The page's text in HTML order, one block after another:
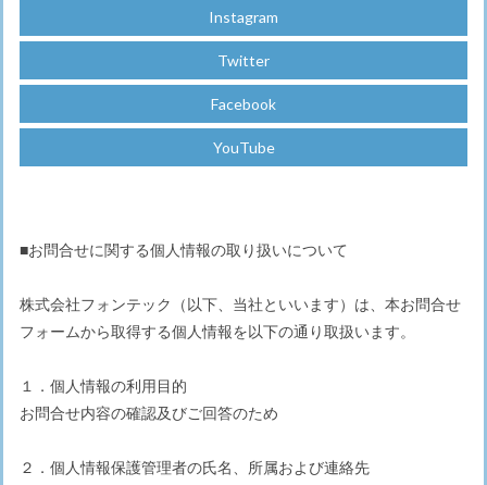
Instagram
Twitter
Facebook
YouTube
■お問合せに関する個人情報の取り扱いについて
株式会社フォンテック（以下、当社といいます）は、本お問合せ
フォームから取得する個人情報を以下の通り取扱います。
１．個人情報の利用目的
お問合せ内容の確認及びご回答のため
２．個人情報保護管理者の氏名、所属および連絡先